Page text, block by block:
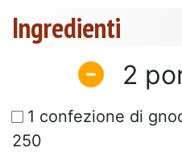
Ingredienti
2
1 confezione di
250